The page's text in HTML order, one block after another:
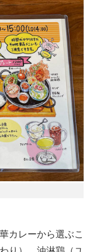
カレーから選ぶこ